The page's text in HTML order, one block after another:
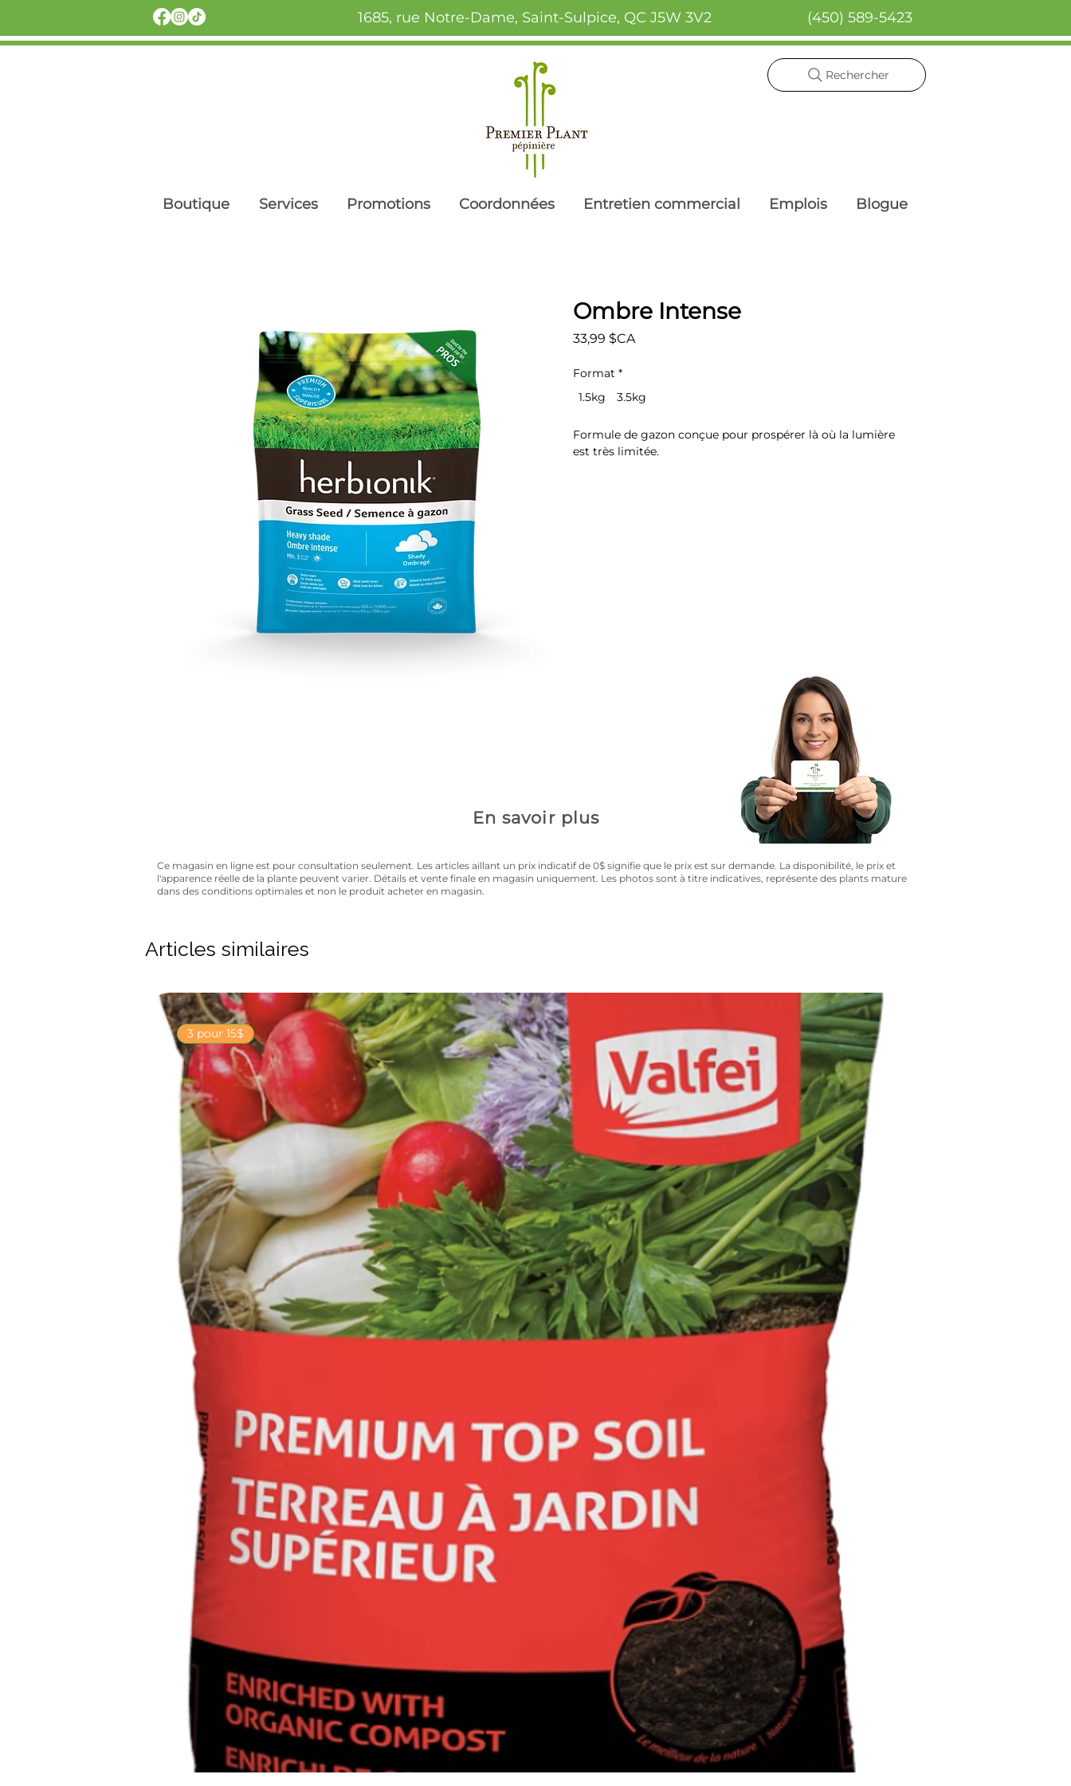
1685, rue Notre-Dame, Saint-Sulpice, QC J5W 3V2 (450) 589-5423
Rechercher
Boutique Services Promotions Coordonnées Entretien commercial Emplois Blogue
Ombre Intense
33,99 $CAPrix
Format *
1.5kg
3.5kg
Formule de gazon conçue pour prospérer là où la lumière
est très limitée.
En savoir plus
Ce magasin en ligne est pour consultation seulement. Les articles aillant un prix indicatif de 0$ signifie que le prix est sur demande. La disponibilité, le prix et
l'apparence réelle de la plante peuvent varier. Détails et vente finale en magasin uniquement. Les photos sont à titre indicatives, représente des plants mature
dans des conditions optimales et non le produit acheter en magasin.
Articles similaires
3 pour 15$